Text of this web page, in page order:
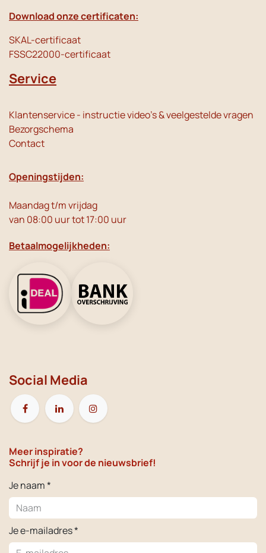
Download onze certificaten:
SKAL-certificaat
FSSC22000-certificaat
Service
Klantenservice - instructie video's & veelgestelde vragen
Bezorgschema
Contact
Openingstijden:
Maandag t/m vrijdag
van 08:00 uur tot 17:00 uur
Betaalmogelijkheden:
Social Media
Meer inspiratie?
Schrijf je in voor de nieuwsbrief!
Je naam *
Je e-mailadres *